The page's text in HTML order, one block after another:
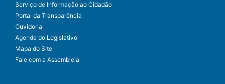
Serviço de Informação ao Cidadão
Portal da Transparência
Ouvidoria
Agenda do Legislativo
Mapa do Site
Fale com a Assembleia